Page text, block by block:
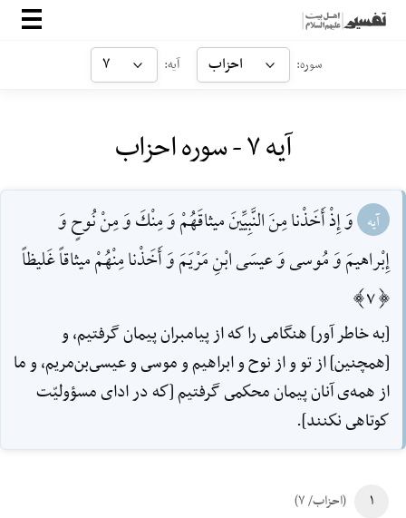
صفحه‌اصلی
ارتباط با ما
سوره: احزاب آیه: ۷
آیه ۷ - سوره احزاب
آیه وَ إِذْ أَخَذْنا مِنَ النَّبِيِّينَ ميثاقَهُمْ وَ مِنْكَ وَ مِنْ نُوحٍ وَ
إِبْراهيمَ وَ مُوسى وَ عيسَى ابْنِ مَرْيَمَ وَ أَخَذْنا مِنْهُمْ ميثاقاً غَليظاً
[7]
[به خاطر آور] هنگامى را كه از پيامبران پيمان گرفتيم، و
[همچنين] از تو و از نوح و ابراهيم و موسى و عيسى‌بن‌مريم، و ما
از همه‌ی آنان پيمان محكمى گرفتيم [كه در اداى مسؤوليّت
كوتاهى نكنند].
۱ (احزاب/ ۷)